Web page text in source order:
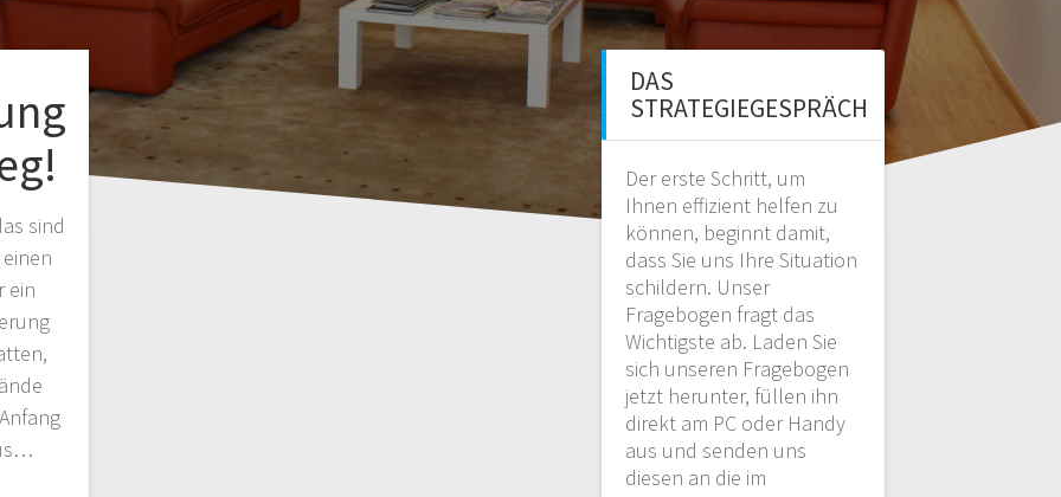
sind
ein
DAS
STRATEGIEGESPRÄCH
Der erste Schritt, um
Ihnen effizient helfen zu
können, beginnt damit,
dass Sie uns Ihre Situation
schildern. Unser
Fragebogen fragt das
Wichtigste ab. Laden Sie
sich unseren Fragebogen
jetzt herunter, füllen ihn
direkt am PC oder Handy
aus und senden uns
diesen an die im